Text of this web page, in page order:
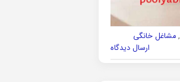
,مشاغل خانگی
ارسال دیدگاه